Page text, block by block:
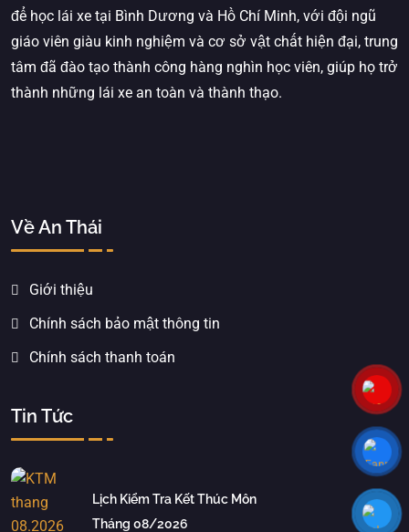
để học lái xe tại Bình Dương và Hồ Chí Minh, với đội ngũ
giáo viên giàu kinh nghiệm và cơ sở vật chất hiện đại, trung
tâm đã đào tạo thành công hàng nghìn học viên, giúp họ trở
thành những lái xe an toàn và thành thạo.
Về An Thái
Giới thiệu
Chính sách bảo mật thông tin
Chính sách thanh toán
Tin Tức
Lịch Kiểm Tra Kết Thúc Môn
Tháng 08/2026